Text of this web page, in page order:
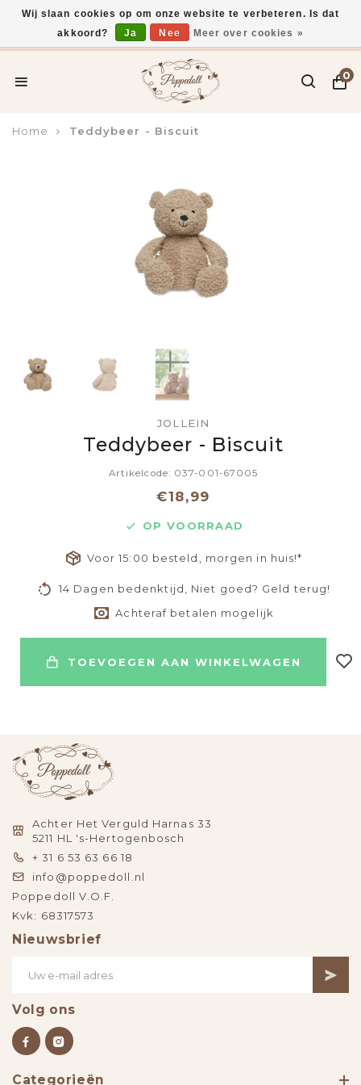
Voor 15:00 uur besteld, vandaag verzonden*
0
Home Teddybeer - Biscuit
JOLLEIN
Teddybeer - Biscuit
Artikelcode: 037-001-67005
€18,99
OP VOORRAAD
Voor 15:00 besteld, morgen in huis!*
14 Dagen bedenktijd, Niet goed? Geld terug!
Achteraf betalen mogelijk
TOEVOEGEN AAN WINKELWAGEN
Achter Het Verguld Harnas 33
5211 HL 's-Hertogenbosch
+ 31 6 53 63 66 18
info@poppedoll.nl
Poppedoll V.O.F.
Kvk: 68317573
Nieuwsbrief
Volg ons
Categorieën
Wij slaan cookies op om onze website te verbeteren. Is dat
akkoord?
Ja Nee Meer over cookies »